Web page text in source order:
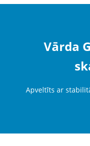
Vārda
Apveltīts ar